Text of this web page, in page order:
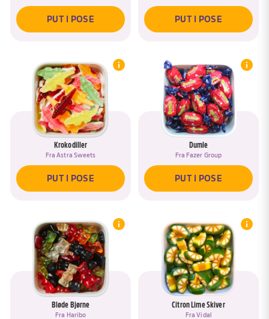
PUT I POSE PUT I POSE
Krokodiller
FraAstra Sweets
PUT I POSE
Dumle
Fra Fazer Group
PUT I POSE
Bløde Bjørne
Fra Haribo
Citron Lime Skiver
FraVidal